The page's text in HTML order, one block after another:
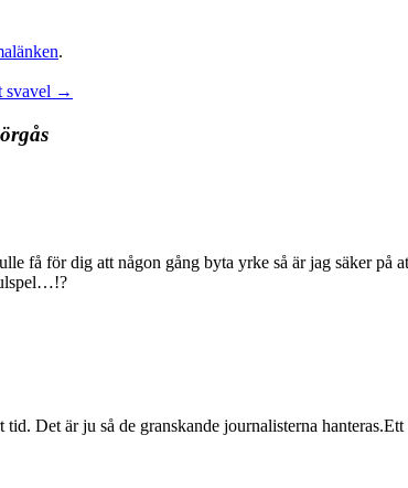
.
svavel →
få för dig att någon gång byta yrke så är jag säker på
Det är ju så de granskande journalisterna